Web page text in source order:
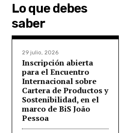
Lo que debes
saber
29 julio, 2026
Inscripción abierta
para el Encuentro
Internacional sobre
Cartera de Productos y
Sostenibilidad, en el
marco de BiS João
Pessoa